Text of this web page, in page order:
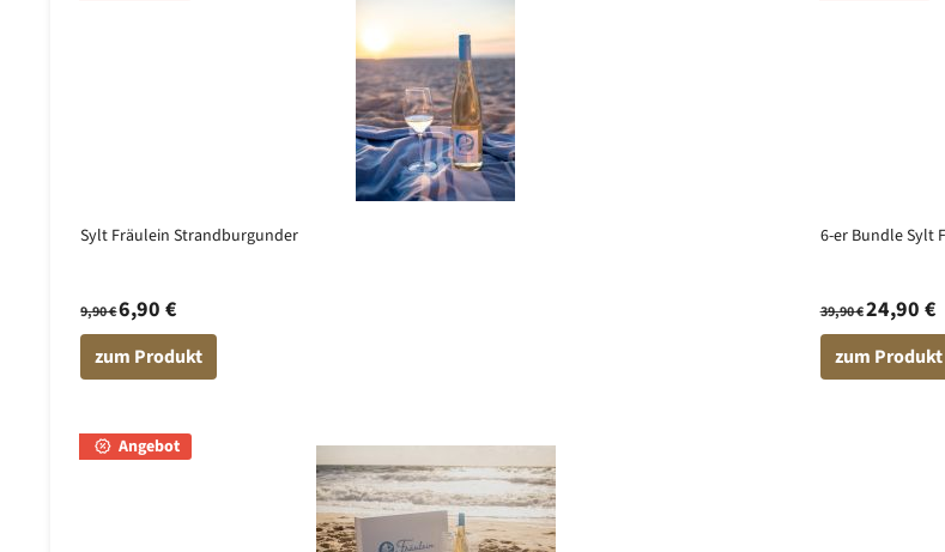
Sylt Fräulein Strandburgunder
9,90 €6,90 €
zum Produkt
6-er Bundle Sylt
39,90 €24,90 €
zum Produkt
Angebot